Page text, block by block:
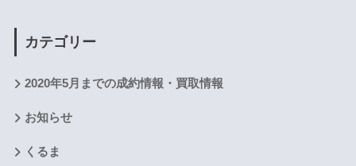
カテゴリー
2020年5月までの成約情報・買取情報
お知らせ
くるま